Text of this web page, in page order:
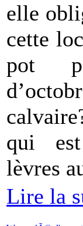
elle
cette
pot
qui
lèvres
Lire la